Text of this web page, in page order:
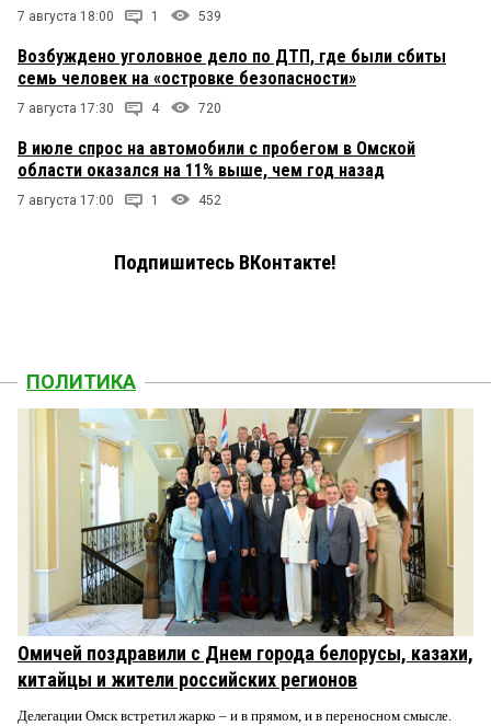
7 августа 18:00 1 539
Возбуждено уголовное дело по ДТП, где были сбиты
семь человек на «островке безопасности»
7 августа 17:30 4 720
В июле спрос на автомобили с пробегом в Омской
области оказался на 11% выше, чем год назад
7 августа 17:00 1 452
Подпишитесь ВКонтакте!
ПОЛИТИКА
Омичей поздравили с Днем города белорусы, казахи,
китайцы и жители российских регионов
Делегации Омск встретил жарко – и в прямом, и в переносном смысле.